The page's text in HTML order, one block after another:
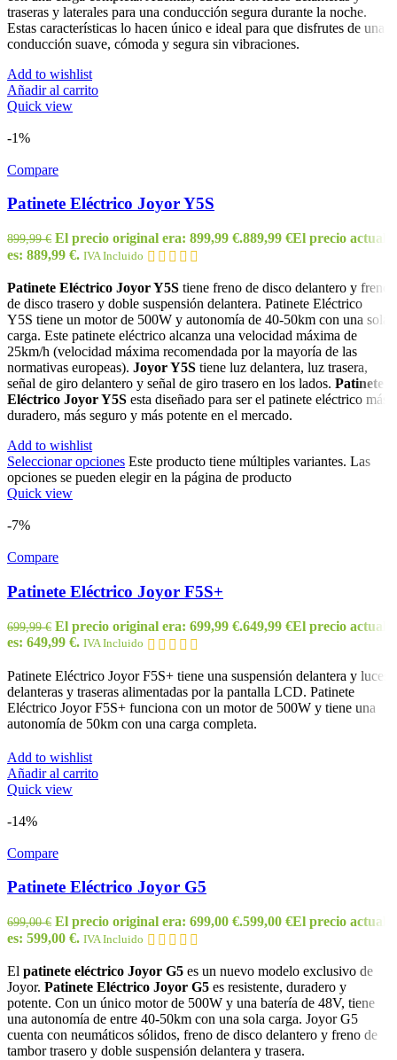
traseras y laterales para una conducción segura durante la noche.
Estas características lo hacen único e ideal para que disfrutes de una
conducción suave, cómoda y segura sin vibraciones.
Add to wishlist
Añadir al carrito
Quick view
-1%
Compare
Patinete Eléctrico Joyor Y5S
899,99€ El precio original era: 899,99 €.889,99 €El precio actual
es: 889,99 €. IVA Incluido
Patinete Eléctrico Joyor Y5S tiene freno de disco delantero y freno
de disco trasero y doble suspensión delantera. Patinete Eléctrico
Y5S tiene un motor de 500W y autonomía de 40-50km con una sola
carga. Este patinete eléctrico alcanza una velocidad máxima de
25km/h (velocidad máxima recomendada por la mayoría de las
normativas europeas). Joyor Y5S tiene luz delantera, luz trasera,
señal de giro delantero y señal de giro trasero en los lados. Patinete
Eléctrico Joyor Y5S esta diseñado para ser el patinete eléctrico más
duradero, más seguro y más potente en el mercado.
Add to wishlist
Seleccionar opciones Este producto tiene múltiples variantes. Las
opciones se pueden elegir en la página de producto
Quick view
-7%
Compare
Patinete Eléctrico Joyor F5S+
699,99€ El precio original era: 699,99 €.649,99 €El precio actual
es: 649,99 €. IVA Incluido
Patinete Eléctrico Joyor F5S+ tiene una suspensión delantera y luces
delanteras y traseras alimentadas por la pantalla LCD. Patinete
Eléctrico Joyor F5S+ funciona con un motor de 500W y tiene una
autonomía de 50km con una carga completa.
Add to wishlist
Añadir al carrito
Quick view
-14%
Compare
Patinete Eléctrico Joyor G5
699,00€ El precio original era: 699,00 €.599,00 €El precio actual
es: 599,00 €. IVA Incluido
El patinete eléctrico Joyor G5 es un nuevo modelo exclusivo de
Joyor. Patinete Eléctrico Joyor G5 es resistente, duradero y
potente. Con un único motor de 500W y una batería de 48V, tiene
una autonomía de entre 40-50km con una sola carga. Joyor G5
cuenta con neumáticos sólidos, freno de disco delantero y freno de
tambor trasero y doble suspensión delantera y trasera.